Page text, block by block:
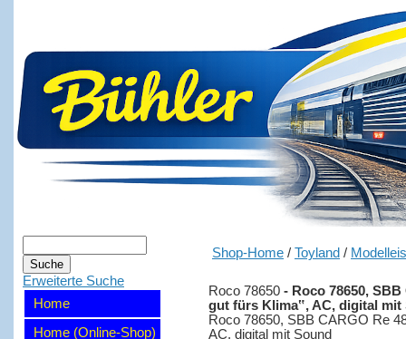
Erweiterte Suche
Home
Home (Online-Shop)
Shop-Home / Toyland /
Roco 78650 - Roco 78650,
gut fürs Klima‟, AC, digital mit
Roco 78650, SBB CARGO Re
AC, digital mit Sound